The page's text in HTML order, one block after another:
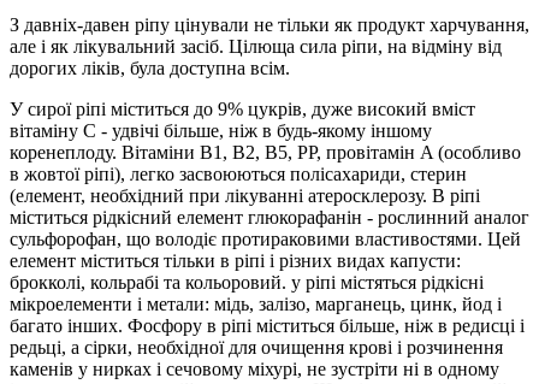
З давніх-давен ріпу цінували не тільки як продукт харчування,
але і як лікувальний засіб. Цілюща сила ріпи, на відміну від
дорогих ліків, була доступна всім.
У сирої ріпі міститься до 9% цукрів, дуже високий вміст
вітаміну C - удвічі більше, ніж в будь-якому іншому
коренеплоду. Вітаміни B1, B2, B5, PP, провітамін A (особливо
в жовтої ріпі), легко засвоюються полісахариди, стерин
(елемент, необхідний при лікуванні атеросклерозу. В ріпі
міститься рідкісний елемент глюкорафанін - рослинний аналог
сульфорофан, що володіє протираковими властивостями. Цей
елемент міститься тільки в ріпі і різних видах капусти:
брокколі, кольрабі та кольоровий. у ріпі містяться рідкісні
мікроелементи і метали: мідь, залізо, марганець, цинк, йод і
багато інших. Фосфору в ріпі міститься більше, ніж в редисці і
редьці, а сірки, необхідної для очищення крові і розчинення
каменів у нирках і сечовому міхурі, не зустріти ні в одному